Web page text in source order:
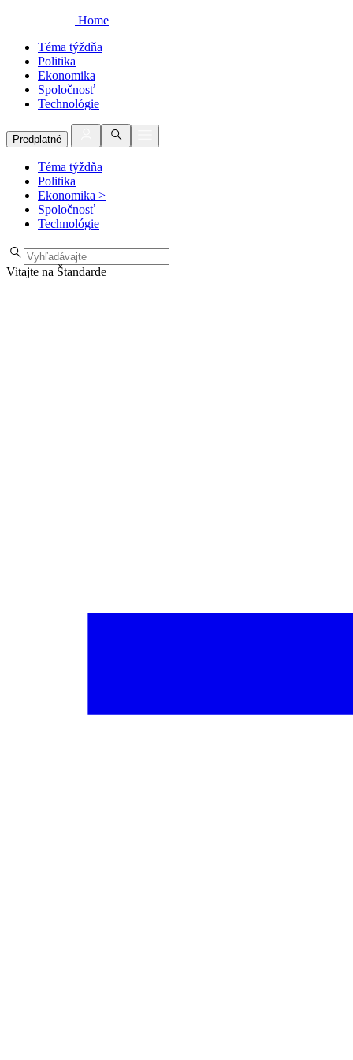
Home
Téma týždňa
Politika
Ekonomika
Spoločnosť
Technológie
Predplatné
Téma týždňa
Politika
Ekonomika >
Spoločnosť
Technológie
Vitajte na Štandarde